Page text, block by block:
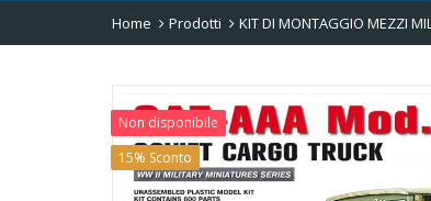
Home Prodotti KIT DI MONTAGGIO MEZZI
Non disponibile
15% Sconto